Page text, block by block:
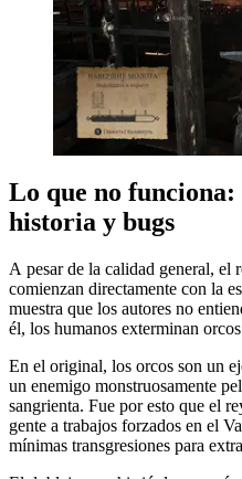
Lo que no
historia y bugs
A pesar de la calidad general, el
comienzan directamente con la
muestra que los autores no
él, los humanos exterminan
En el original, los orcos son un
un enemigo monstruosamente
sangrienta. Fue por esto que el
gente a trabajos forzados en el
mínimas transgresiones para